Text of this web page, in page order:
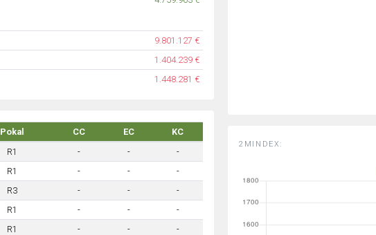
9.801.127 €
1.404.239 €
1.448.281 €
Pokal CC EC
KC
R1 - -
-
R1 - -
-
R3 - -
-
R1 - -
-
R1 - - -
2MINDEX: